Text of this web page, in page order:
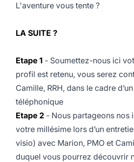
L'aventure vous tente ?
LA SUITE ?
Etape 1 - Soumettez-nous ici
profil est retenu, vous serez
Camille, RRH, dans le cadre
téléphonique
Etape 2 - Nous partageons nos
votre millésime lors d’un
visio) avec Marion, PMO et
duquel vous pourrez découvrir